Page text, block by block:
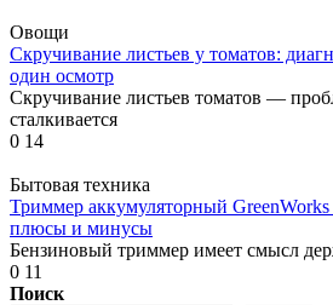
Овощи
Скручивание листьев у томатов:
один осмотр
Скручивание листьев томатов —
сталкивается
0 14
Бытовая техника
Триммер аккумуляторный
плюсы и минусы
Бензиновый триммер имеет смысл
0 11
Поиск